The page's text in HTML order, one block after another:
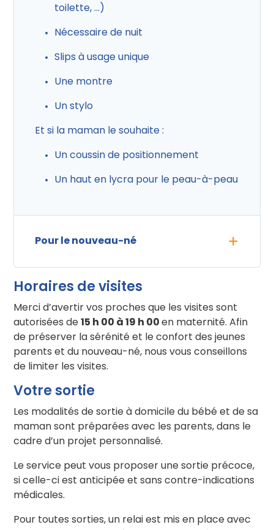
toilette, …)
Nécessaire de nuit
Slips à usage unique
Une montre
Un stylo
Et si la maman le souhaite :
Un coussin de positionnement
Un haut en lycra pour le peau-à-peau
Pour le nouveau-né
Horaires de visites
Merci d’avertir vos proches que les visites sont
autorisées de 15 h 00 à 19 h 00 en maternité. Afin
de préserver la sérénité et le confort des jeunes
parents et du nouveau-né, nous vous conseillons
de limiter les visites.
Votre sortie
Les modalités de sortie à domicile du bébé et de sa
maman sont préparées avec les parents, dans le
cadre d’un projet personnalisé.
Le service peut vous proposer une sortie précoce,
si celle-ci est anticipée et sans contre-indications
médicales.
Pour toutes sorties, un relai est mis en place avec